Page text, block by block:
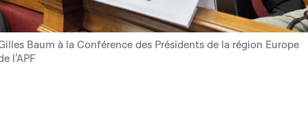
Baum à la Conférence des Présidents de la région Europe
l’APF